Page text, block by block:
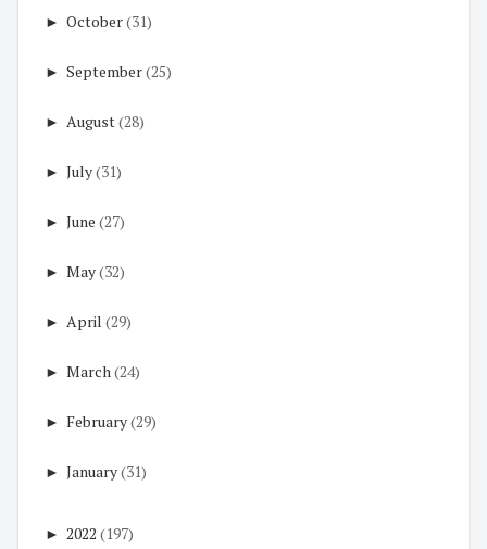
► October(31)
► September(25)
► August(28)
► July(31)
► June (27)
► May(32)
► April (29)
► March(24)
► February(29)
► January(31)
► 2022 (197)